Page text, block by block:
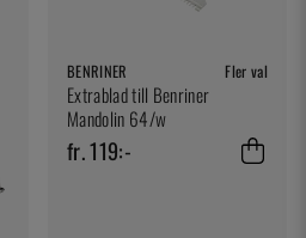
BENRINER Fler val
Extrablad till Benriner
Mandolin 64/w
fr. 119:-